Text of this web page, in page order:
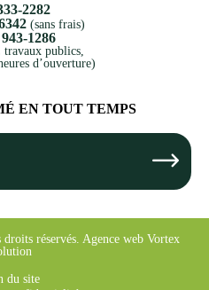
2282
(sans frais)
1286
publics,
d’ouverture)
EN TOUT TEMPS
Submit
droits réservés. Agence web Vortex
du site